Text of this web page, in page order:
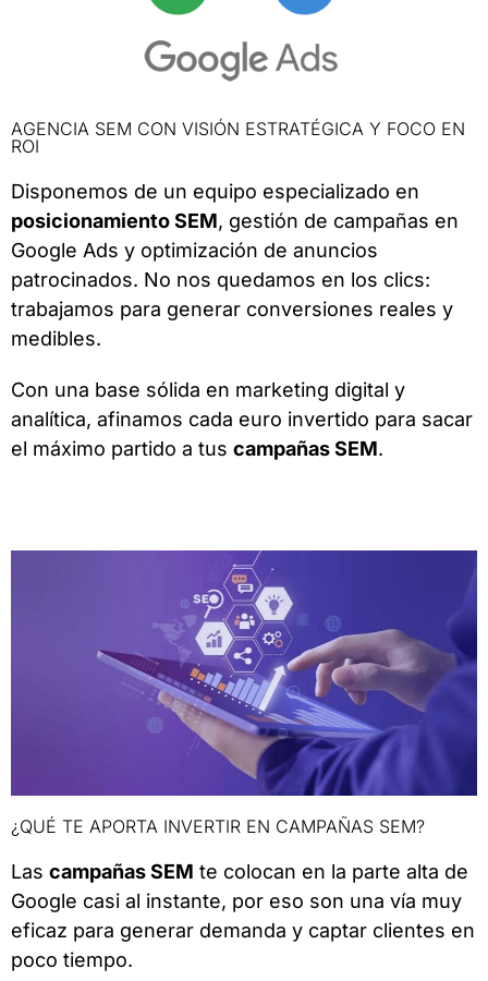
AGENCIA SEM CON VISIÓN ESTRATÉGICA Y FOCO EN
ROI
Disponemos de un equipo especializado en
posicionamiento SEM, gestión de campañas en
Google Ads y optimización de anuncios
patrocinados. No nos quedamos en los clics:
trabajamos para generar conversiones reales y
medibles.
Con una base sólida en marketing digital y
analítica, afinamos cada euro invertido para sacar
el máximo partido a tus campañas SEM.
¿QUÉ TE APORTA INVERTIR EN CAMPAÑAS SEM?
Las campañas SEM te colocan en la parte alta de
Google casi al instante, por eso son una vía muy
eficaz para generar demanda y captar clientes en
poco tiempo.